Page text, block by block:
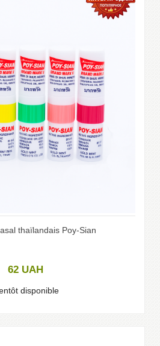
thaïlandais Poy-Sian
62 UAH
disponible